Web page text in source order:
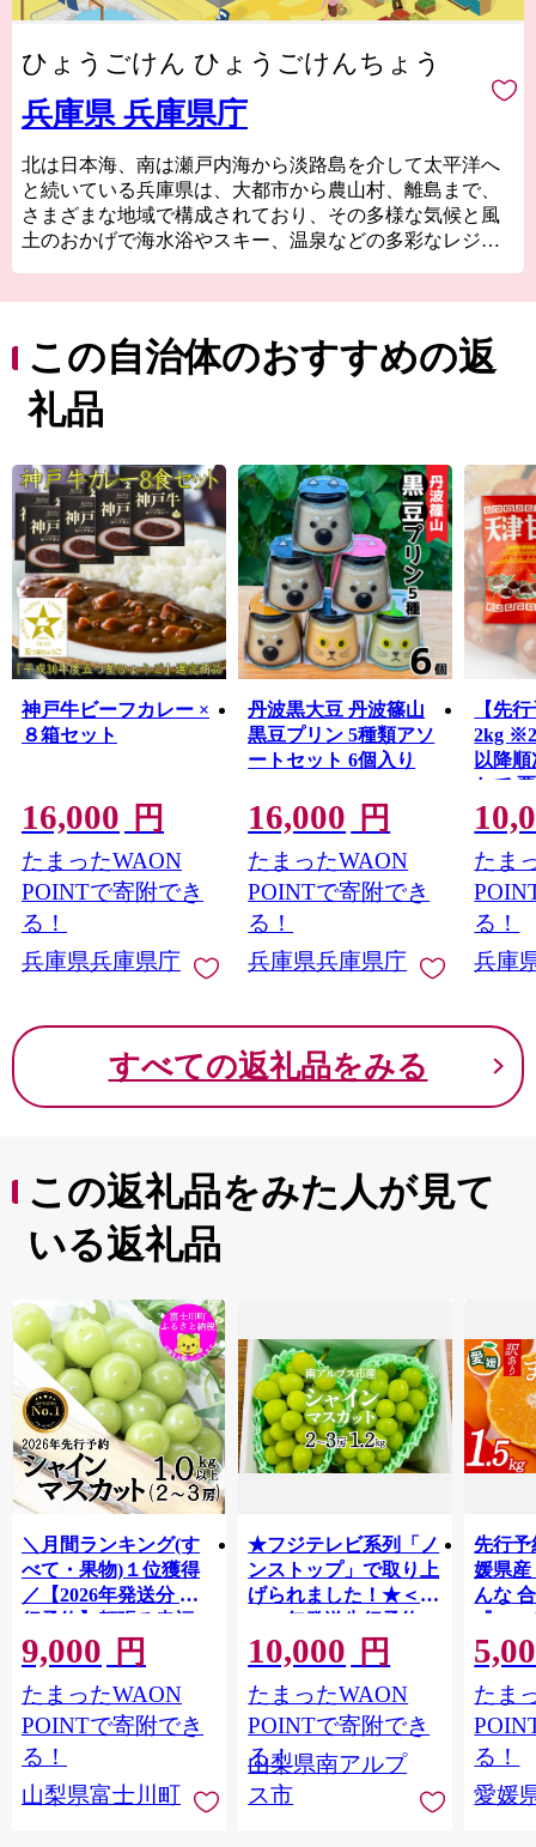
ひょうごけん ひょうごけんちょう
兵庫県 兵庫県庁
北は日本海、南は瀬戸内海から淡路島を介して太平洋へ
と続いている兵庫県は、大都市から農山村、離島まで、
さまざまな地域で構成されており、その多様な気候と風
土のおかげで海水浴やスキー、温泉などの多彩なレジャ
波、淡路という個性豊かな5つの地域から成る兵庫県。皆
様からの応援をお待ちしております。
この自治体のおすすめの返
礼品
神戸牛ビーフカレー ×
８箱セット
16,000 円
たまったWAON
POINTで寄附でき
る！
兵庫県兵庫県庁
丹波黒大豆 丹波篠山
黒豆プリン 5種類アソ
ートセット 6個入り
16,000 円
たまったWAON
POINTで寄附でき
る！
兵庫県兵庫県庁
【先
2kg
以降
たて
おや
菓子
リピ
飯 栗
こだ
し お
たま
る！
兵庫
すべての返礼品をみる
この返礼品をみた人が見て
いる返礼品
＼月間ランキング(す
べて・果物)１位獲得
／【2026年発送分 先
行予約】頬張る幸福
感 〜緑の宝石・ シ
ャインマスカット 〜
１ｋｇ以上（２〜３
房） フルーツ 山梨県
産 果物 くだもの シャ
イン マスカット ぶど
う ブドウ 葡萄 大粒 種
9,000 円
たまったWAON
POINTで寄附でき
る！
山梨県富士川町
★フジテレビ系列「ノ
ンストップ」で取り上
げられました！★＜
2026年発送先行予約＞
南アルプス市産シャイ
ンマスカット1.2kg以
上（2～3房） クール
便発送 ALPAG007
10,000 円
たまったWAON
POINTで寄附でき
る！
山梨県南アルプ
ス市
先行予
媛県産
んな
『
出荷
ご自宅
マド
あり
ツ 高
産地直
レンジ
たま
る！
愛媛